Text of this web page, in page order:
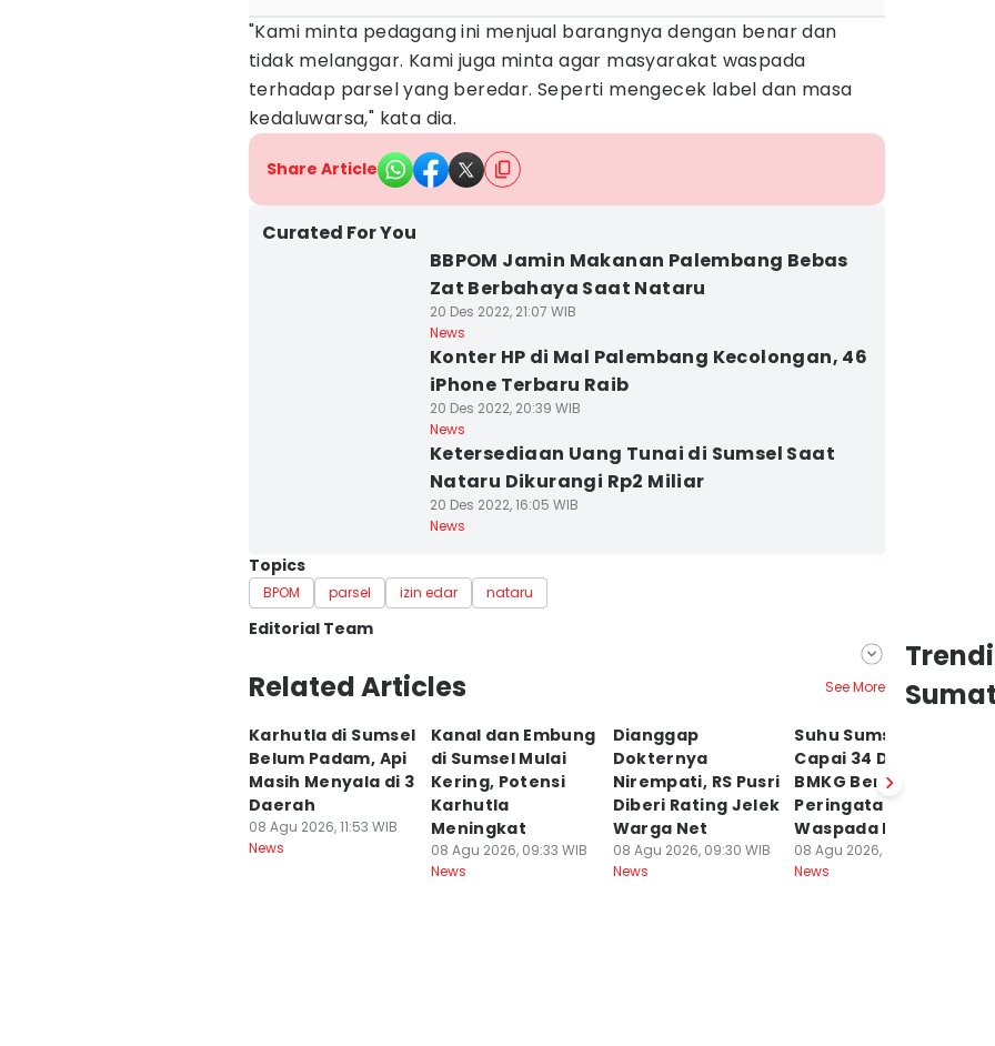
"Kami minta pedagang ini menjual barangnya dengan benar dan
tidak melanggar. Kami juga minta agar masyarakat waspada
terhadap parsel yang beredar. Seperti mengecek label dan masa
kedaluwarsa," kata dia.
Share Article
Curated For You
BBPOM Jamin Makanan Palembang Bebas
Zat Berbahaya Saat Nataru
20 Des 2022, 21:07 WIB
News
Konter HP di Mal Palembang Kecolongan, 46
iPhone Terbaru Raib
20 Des 2022, 20:39 WIB
News
Ketersediaan Uang Tunai di Sumsel Saat
Nataru Dikurangi Rp2 Miliar
20 Des 2022, 16:05 WIB
News
Topics
BPOM parsel izin edar nataru
Editorial Team
Editor
Feny Maulia Agustin
Editor
Deryardli Tiarhendi
Related Articles See More
Karhutla di Sumsel
Belum Padam, Api
Masih Menyala di 3
Daerah
08 Agu 2026, 11:53 WIB
News
Kanal dan Embung
di Sumsel Mulai
Kering, Potensi
Karhutla
Meningkat
08 Agu 2026, 09:33 WIB
News
Dianggap
Dokternya
Nirempati, RS Pusri
Diberi Rating Jelek
Warga Net
08 Agu 2026, 09:30 WIB
News
Suhu Sumsel
Capai 34 Derajat,
BMKG Beri
Peringatan
Waspada Karhutla
08 Agu 2026, 08:20 WIB
News